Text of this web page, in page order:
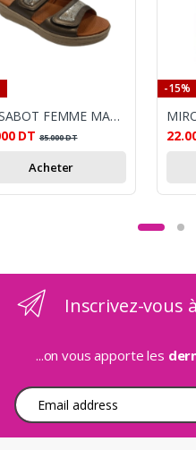
STI SABOT FEMME MARRON
DT 85.000DT
Acheter
-15%
Inscrivez-vous
...on vous apporte les
Adresse e-mail